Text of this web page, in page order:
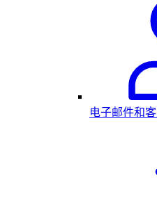
电子邮件和